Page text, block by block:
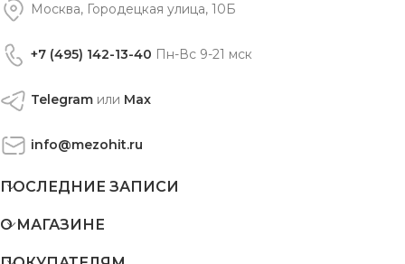
Москва, Городецкая улица, 10Б
+7 (495) 142-13-40 Пн-Вс 9-21 мск
Telegram или Max
info@mezohit.ru
ПОСЛЕДНИЕ ЗАПИСИ
О МАГАЗИНЕ